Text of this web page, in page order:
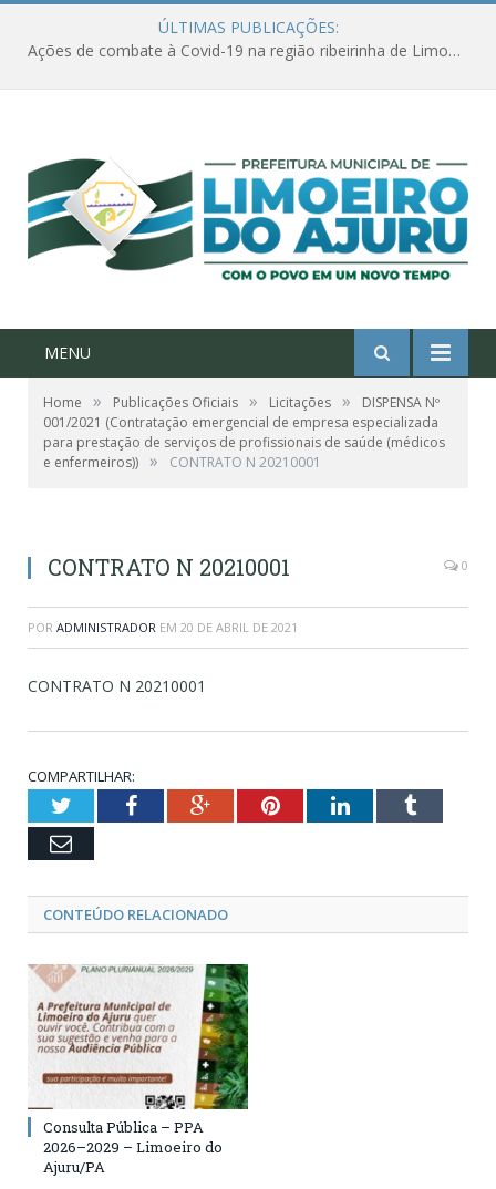
ÚLTIMAS PUBLICAÇÕES:
Ações de combate à Covid-19 na região ribeirinha de Limoeiro do Ajuru continuam
MENU
Home » Publicações Oficiais » Licitações »
DISPENSA Nº
001/2021 (Contratação emergencial de empresa especializada
para prestação de serviços de profissionais de saúde (médicos
e enfermeiros)) » CONTRATO N 20210001
CONTRATO N 20210001 0
POR ADMINISTRADOR EM 20 DE ABRIL DE 2021
CONTRATO N 20210001
COMPARTILHAR:
TwitterFacebookGoogle+PinterestLinkedInTumblr
Email
CONTEÚDO RELACIONADO
Consulta Pública – PPA
2026–2029 – Limoeiro do
Ajuru/PA